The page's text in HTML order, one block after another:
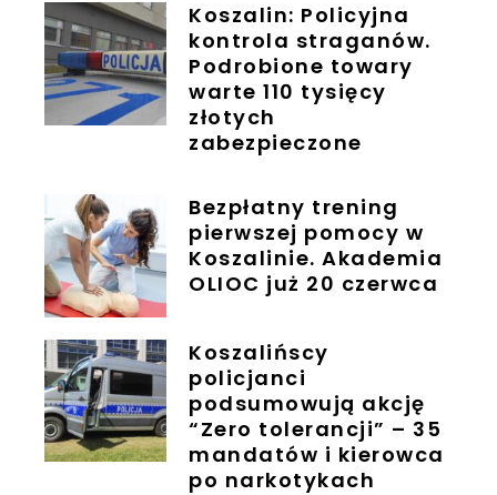
Koszalin: Policyjna
kontrola straganów.
Podrobione towary
warte 110 tysięcy
złotych
zabezpieczone
Bezpłatny trening
pierwszej pomocy w
Koszalinie. Akademia
OLIOC już 20 czerwca
Koszalińscy
policjanci
podsumowują akcję
“Zero tolerancji” – 35
mandatów i kierowca
po narkotykach